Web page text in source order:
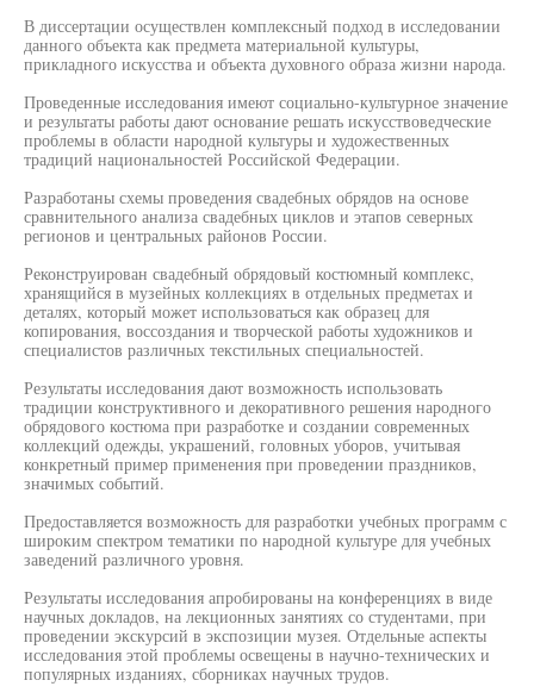
В диссертации осуществлен комплексный подход в исследовании
данного объекта как предмета материальной культуры,
прикладного искусства и объекта духовного образа жизни народа.
Проведенные исследования имеют социально-культурное значение
и результаты работы дают основание решать искусствоведческие
проблемы в области народной культуры и художественных
традиций национальностей Российской Федерации.
Разработаны схемы проведения свадебных обрядов на основе
сравнительного анализа свадебных циклов и этапов северных
регионов и центральных районов России.
Реконструирован свадебный обрядовый костюмный комплекс,
хранящийся в музейных коллекциях в отдельных предметах и
деталях, который может использоваться как образец для
копирования, воссоздания и творческой работы художников и
специалистов различных текстильных специальностей.
Результаты исследования дают возможность использовать
традиции конструктивного и декоративного решения народного
обрядового костюма при разработке и создании современных
коллекций одежды, украшений, головных уборов, учитывая
конкретный пример применения при проведении праздников,
значимых событий.
Предоставляется возможность для разработки учебных программ с
широким спектром тематики по народной культуре для учебных
заведений различного уровня.
Результаты исследования апробированы на конференциях в виде
научных докладов, на лекционных занятиях со студентами, при
проведении экскурсий в экспозиции музея. Отдельные аспекты
исследования этой проблемы освещены в научно-технических и
популярных изданиях, сборниках научных трудов.